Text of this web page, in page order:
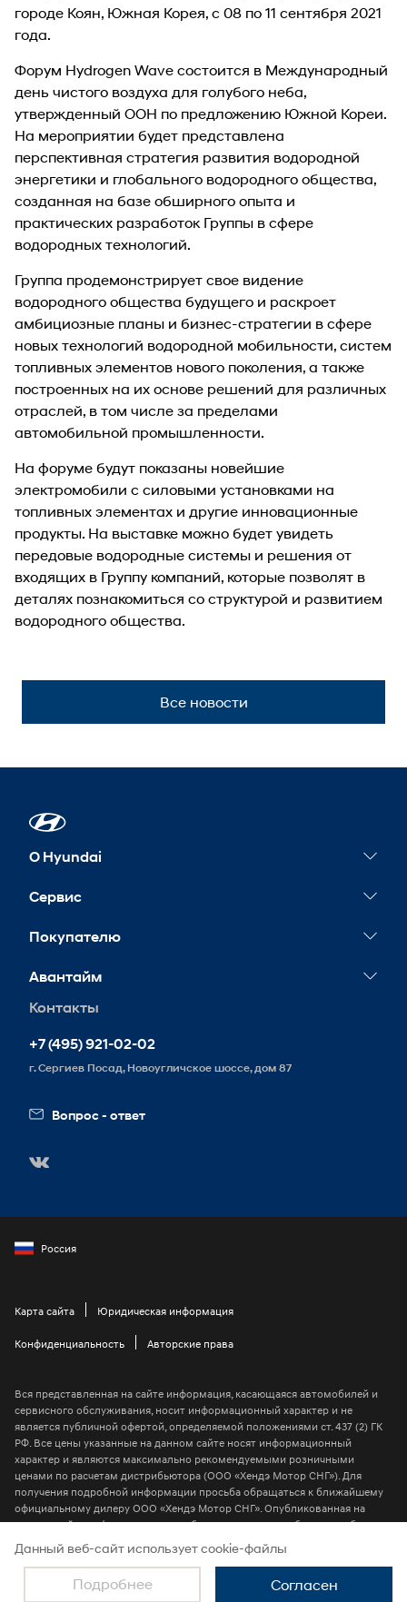
городе Коян, Южная Корея, с 08 по 11 сентября 2021
года.
Форум Hydrogen Wave состоится в Международный
день чистого воздуха для голубого неба,
утвержденный ООН по предложению Южной Кореи.
На мероприятии будет представлена
перспективная стратегия развития водородной
энергетики и глобального водородного общества,
созданная на базе обширного опыта и
практических разработок Группы в сфере
водородных технологий.
Группа продемонстрирует свое видение
водородного общества будущего и раскроет
амбициозные планы и бизнес-стратегии в сфере
новых технологий водородной мобильности, систем
топливных элементов нового поколения, а также
построенных на их основе решений для различных
отраслей, в том числе за пределами
автомобильной промышленности.
На форуме будут показаны новейшие
электромобили с силовыми установками на
топливных элементах и другие инновационные
продукты. На выставке можно будет увидеть
передовые водородные системы и решения от
входящих в Группу компаний, которые позволят в
деталях познакомиться со структурой и развитием
водородного общества.
Все новости
О Hyundai
Новости
Сервис
Сервисные акции
Покупателю
Конфигуратор
Авантайм
Контакты
Реквизиты
Схема проезда
Контакты
+7 (495) 921-02-02
г. Сергиев Посад, Новоугличское шоссе, дом 87
Вопрос - ответ
Россия
Карта сайта Юридическая информация
Конфиденциальность Авторские права
Вся представленная на сайте информация, касающаяся автомобилей и
сервисного обслуживания, носит информационный характер и не
является публичной офертой, определяемой положениями ст. 437 (2) ГК
РФ. Все цены указанные на данном сайте носят информационный
характер и являются максимально рекомендуемыми розничными
ценами по расчетам дистрибьютора (ООО «Хендэ Мотор СНГ»). Для
получения подробной информации просьба обращаться к ближайшему
официальному дилеру ООО «Хендэ Мотор СНГ». Опубликованная на
данном сайте информация может быть изменена в любое время без
2026 © ООО “Хендэ Мотор СНГ”
Данный веб-сайт использует cookie-файлы
Подробнее Согласен